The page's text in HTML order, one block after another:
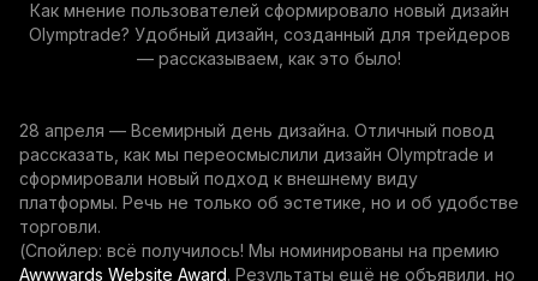
Как мнение пользователей сформировало новый дизайн
Olymptrade? Удобный дизайн, созданный для трейдеров
— рассказываем, как это было!
28 апреля — Всемирный день дизайна. Отличный повод
рассказать, как мы переосмыслили дизайн Olymptrade и
сформировали новый подход к внешнему виду
платформы. Речь не только об эстетике, но и об удобстве
торговли.
(Спойлер: всё получилось! Мы номинированы на премию
Awwwards Website Award. Результаты ещё не объявили, но